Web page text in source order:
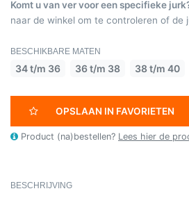
Komt u van ver voor een specifieke
naar de winkel om te controleren of de
BESCHIKBARE MATEN
34 t/m 36 36 t/m 38 38 t/m 40
OPSLAAN IN FAVORIETEN
Product (na)bestellen? Lees hier de
BESCHRIJVING